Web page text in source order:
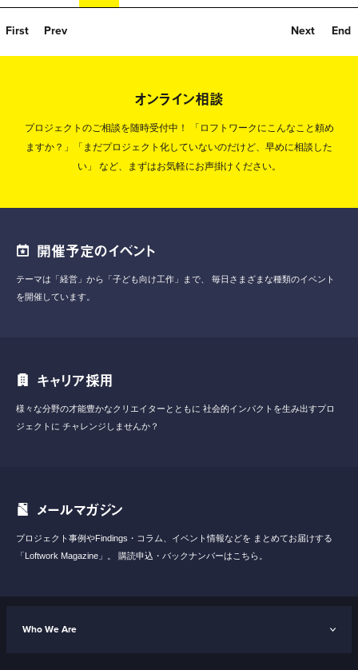
First Prev Next End
オンライン相談
プロジェクトのご相談を随時受付中！
「ロフトワークにこんなこと頼め
ますか？」「まだプロジェクト化していないのだけど、早めに相談した
い」
など、まずはお気軽にお声掛けください。
開催予定のイベント
テーマは「経営」から「子ども向け工作」まで、
毎日さまざまな種類のイベント
を開催しています。
キャリア採用
様々な分野の才能豊かなクリエイターとともに 社会的インパクトを生み出すプロ
ジェクトに チャレンジしませんか？
メールマガジン
プロジェクト事例やFindings・コラム、イベント情報などを まとめてお届けする
「Loftwork Magazine」。
購読申込・バックナンバーはこちら。
Who We Are